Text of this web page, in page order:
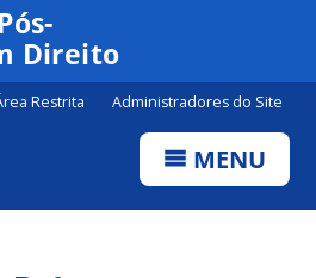
Direito
Restrita Administradores do Site
MENU